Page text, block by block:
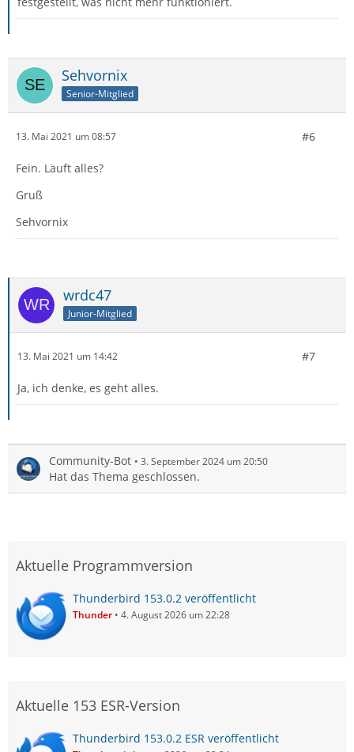
Sehvornix
Senior-Mitglied
13. Mai 2021 um 08:57 #6
Fein. Läuft alles?
Gruß
Sehvornix
wrdc47
Junior-Mitglied
13. Mai 2021 um 14:42 #7
Ja, ich denke, es geht alles.
Community-Bot 3. September 2024 um 20:50
Hat das Thema geschlossen.
Aktuelle Programmversion
Thunderbird 153.0.2 veröffentlicht
Thunder 4. August 2026 um 22:28
Aktuelle 153 ESR-Version
Thunderbird 153.0.2 ESR veröffentlicht